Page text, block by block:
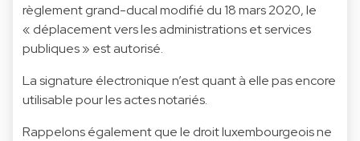
règlement grand-ducal modifié du 18 mars 2020, le
« déplacement vers les administrations et services
publiques » est autorisé.
La signature électronique n’est quant à elle pas encore
utilisable pour les actes notariés.
Rappelons également que le droit luxembourgeois ne